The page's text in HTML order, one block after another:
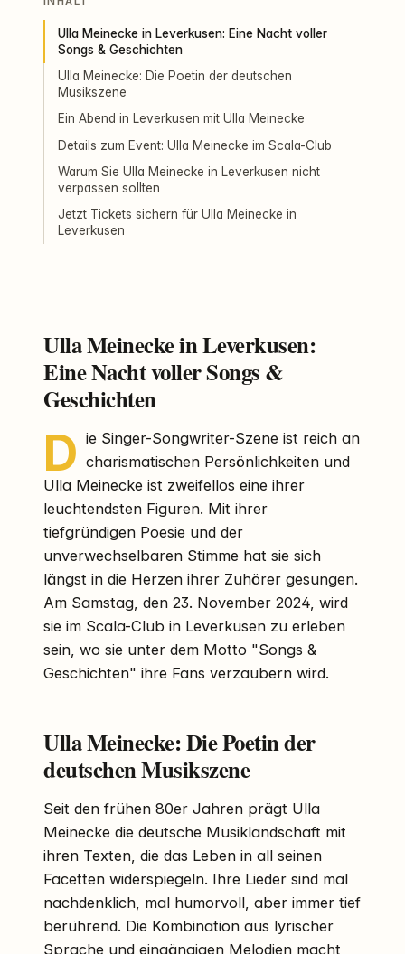
Ulla Meinecke in Leverkusen: Eine Nacht voller
Songs & Geschichten
Ulla Meinecke: Die Poetin der deutschen
Musikszene
Ein Abend in Leverkusen mit Ulla Meinecke
Details zum Event: Ulla Meinecke im Scala-Club
Warum Sie Ulla Meinecke in Leverkusen nicht
verpassen sollten
Jetzt Tickets sichern für Ulla Meinecke in
Leverkusen
Ulla Meinecke in Leverkusen:
Eine Nacht voller Songs &
Geschichten
D ie Singer-Songwriter-Szene ist reich an
charismatischen Persönlichkeiten und
Ulla Meinecke ist zweifellos eine ihrer
leuchtendsten Figuren. Mit ihrer
tiefgründigen Poesie und der
unverwechselbaren Stimme hat sie sich
längst in die Herzen ihrer Zuhörer gesungen.
Am Samstag, den 23. November 2024, wird
sie im Scala-Club in Leverkusen zu erleben
sein, wo sie unter dem Motto "Songs &
Geschichten" ihre Fans verzaubern wird.
Ulla Meinecke: Die Poetin der
deutschen Musikszene
Seit den frühen 80er Jahren prägt Ulla
Meinecke die deutsche Musiklandschaft mit
ihren Texten, die das Leben in all seinen
Facetten widerspiegeln. Ihre Lieder sind mal
nachdenklich, mal humorvoll, aber immer tief
berührend. Die Kombination aus lyrischer
Sprache und eingängigen Melodien macht